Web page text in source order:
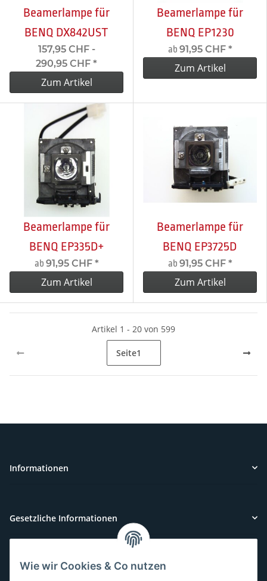
Beamerlampe für
BENQ DX842UST
157,95 CHF -
290,95 CHF *
Zum Artikel
Beamerlampe für
BENQ EP1230
ab 91,95 CHF *
Zum Artikel
Beamerlampe für
BENQ EP335D+
ab 91,95 CHF *
Zum Artikel
Beamerlampe für
BENQ EP3725D
ab 91,95 CHF *
Zum Artikel
Artikel 1 - 20 von 599
Seite1
Informationen
Gesetzliche Informationen
Kundenservice
Wie wir Cookies & Co nutzen